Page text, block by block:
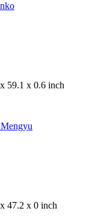
59.1 x 0.6 inch
47.2 x 0 inch